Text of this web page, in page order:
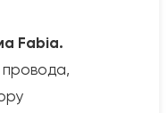
Fabia.